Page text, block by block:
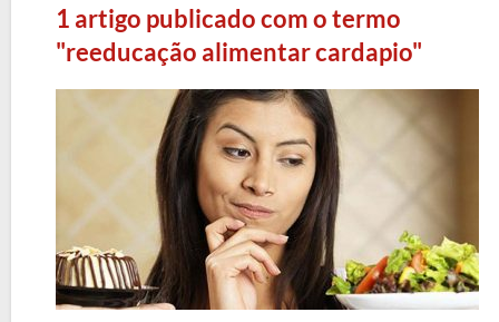
1 artigo publicado com o termo
"reeducação alimentar cardapio"